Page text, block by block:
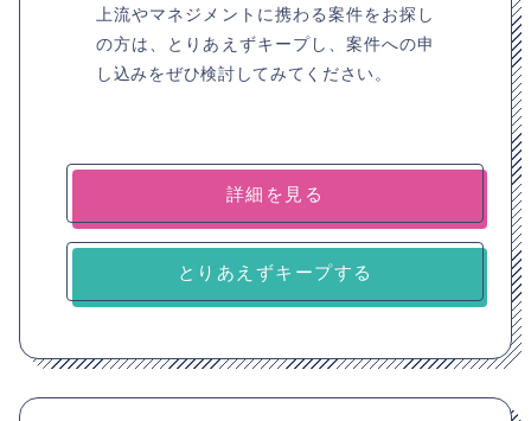
上流やマネジメントに携わる案件をお探し
の方は、とりあえずキープし、案件への申
し込みをぜひ検討してみてください。
詳細を見る
とりあえずキープする